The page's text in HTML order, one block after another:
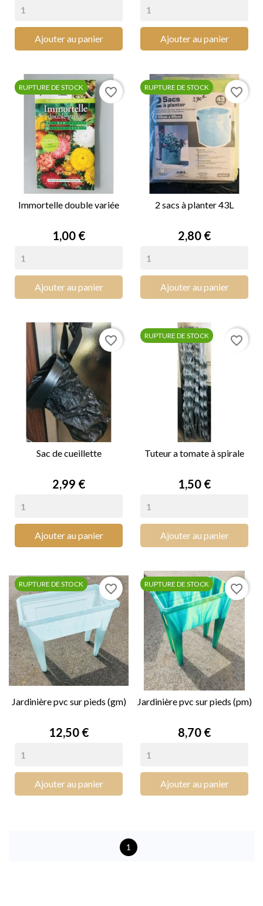
Ajouter au panier Ajouter au panier
Immortelle double variée
Prix
1,00 €
Ajouter au panier
RUPTURE DE STOCK favorite_border
2 sacs à planter 43L
Prix
2,80 €
Ajouter au panier
RUPTURE DE STOCK favorite_border
Sac de cueillette
Prix
2,99 €
Ajouter au panier
favorite_border
Tuteur a tomate à spirale
Prix
1,50 €
Ajouter au panier
RUPTURE DE STOCK favorite_border
Jardinière pvc sur pieds (gm)
Prix
12,50 €
Ajouter au panier
RUPTURE DE STOCK favorite_border
Jardinière pvc sur pieds (pm)
Prix
8,70 €
Ajouter au panier
RUPTURE DE STOCK favorite_border
1